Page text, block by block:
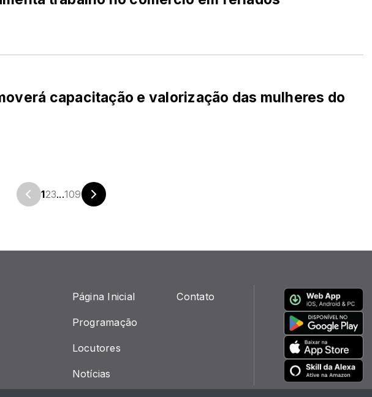
capacitação e valorização das mulheres do
123...109
Página Inicial
Programação
Locutores
Notícias
Contato